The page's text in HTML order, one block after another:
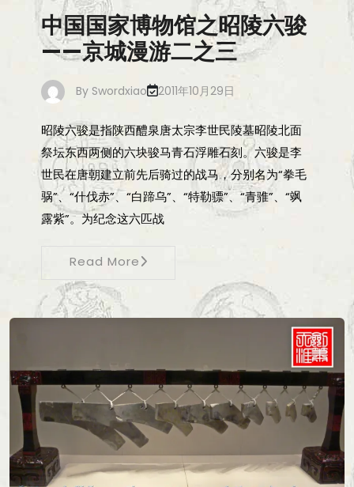
中国国家博物馆之昭陵六骏
——京城漫游二之三
By Swordxiao 2011年10月29日
昭陵六骏是指陕西醴泉唐太宗李世民陵墓昭陵北面
祭坛东西两侧的六块骏马青石浮雕石刻。六骏是李
世民在唐朝建立前先后骑过的战马，分别名为“拳毛
䯄”、“什伐赤”、“白蹄乌”、“特勒骠”、“青骓”、“飒
露紫”。为纪念这六匹战
Read More